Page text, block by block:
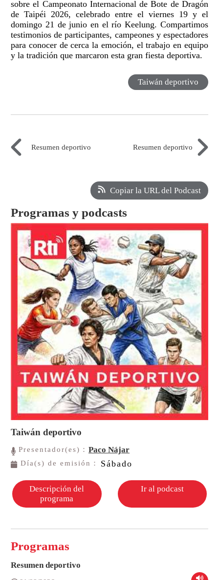
sobre el Campeonato Internacional de Bote de Dragón
de Taipéi 2026, celebrado entre el viernes 19 y el
domingo 21 de junio en el río Keelung. Compartimos
testimonios de participantes, campeones y espectadores
para conocer de cerca la emoción, el trabajo en equipo
y la tradición que marcaron esta gran fiesta deportiva.
Taiwán deportivo
Resumen deportivo Resumen deportivo
Copiar la URL del Podcast
Programas y podcasts
Taiwán deportivo
Presentador(es)：Paco Nájar
Día(s) de emisión： Sábado
Descripción del
programa
Ir al podcast
Programas
Resumen deportivo